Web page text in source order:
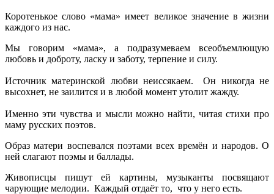
Коротенькое слово «мама» имеет великое значение в жизни
каждого из нас.
Мы говорим «мама», а подразумеваем всеобъемлющую
любовь и доброту, ласку и заботу, терпение и силу.
Источник материнской любви неиссякаем. Он никогда не
высохнет, не заилится и в любой момент утолит жажду.
Именно эти чувства и мысли можно найти, читая стихи про
маму русских поэтов.
Образ матери воспевался поэтами всех времён и народов. О
ней слагают поэмы и баллады.
Живописцы пишут ей картины, музыканты посвящают
чарующие мелодии. Каждый отдаёт то, что у него есть.